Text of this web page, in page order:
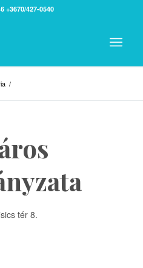
+3670/427-0540
/
tér 8.